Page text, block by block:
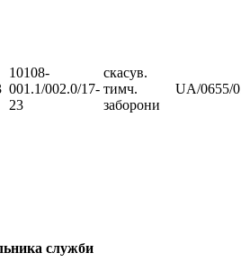
10108-
001.1/002.0/17-
23
скасув.
тимч.
заборони
UA/0655/